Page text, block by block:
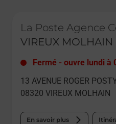
La Poste Agence
VIREUX MOLHAIN
Fermé - ouvre lundi à
13 AVENUE ROGER
08320 VIREUX MOLHAIN
En savoir plus